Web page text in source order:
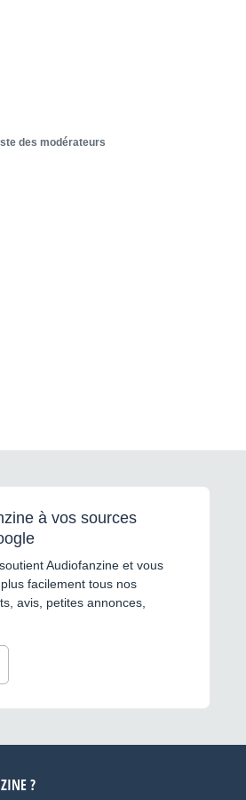
des modérateurs
à vos sources
Audiofanzine et vous
facilement tous nos
avis, petites annonces,
?